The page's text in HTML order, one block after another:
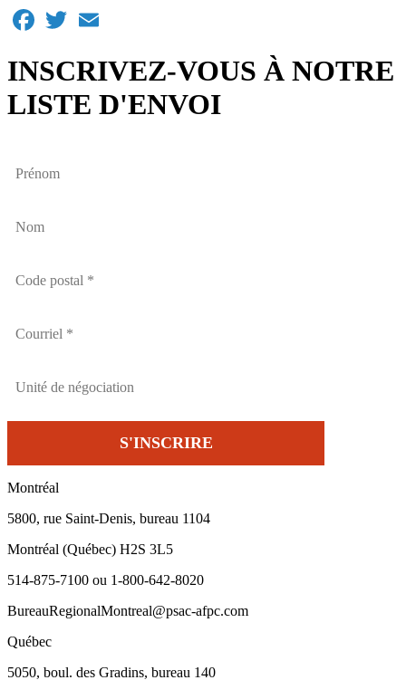
Facebook
Twitter
INSCRIVEZ-VOUS À NOTRE
LISTE D'ENVOI
Montréal
5800, rue Saint-Denis, bureau 1104
Montréal (Québec) H2S 3L5
514-875-7100 ou 1-800-642-8020
BureauRegionalMontreal@psac-afpc.com
Québec
5050, boul. des Gradins, bureau 140